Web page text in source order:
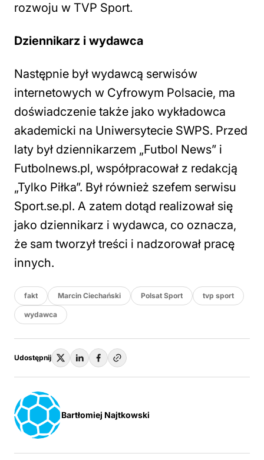
rozwoju w TVP Sport.
Dziennikarz i wydawca
Następnie był wydawcą serwisów
internetowych w Cyfrowym Polsacie, ma
doświadczenie także jako wykładowca
akademicki na Uniwersytecie SWPS. Przed
laty był dziennikarzem „Futbol News” i
Futbolnews.pl, współpracował z redakcją
„Tylko Piłka”. Był również szefem serwisu
Sport.se.pl. A zatem dotąd realizował się
jako dziennikarz i wydawca, co oznacza,
że sam tworzył treści i nadzorował pracę
innych.
fakt Marcin Ciechański Polsat Sport tvp sport
wydawca
Udostępnij
Bartłomiej Najtkowski